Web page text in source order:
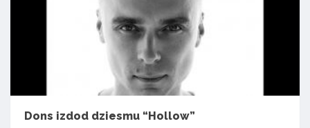
Dons izdod dziesmu “Hollow”